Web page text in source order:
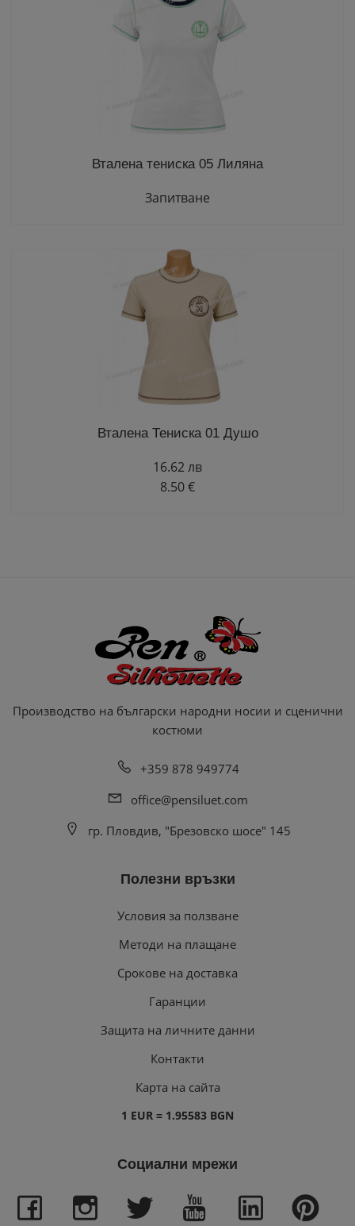
Вталена тениска 05 Лиляна
Запитване
Вталена Тениска 01 Душо
16.62 лв
8.50 €
Производство на български народни носии и сценични
костюми
+359 878 949774
office@pensiluet.com
гр. Пловдив, "Брезовско шосе" 145
Полезни връзки
Условия за ползване
Методи на плащане
Срокове на доставка
Гаранции
Защита на личните данни
Контакти
Карта на сайта
1 EUR = 1.95583 BGN
Социални мрежи